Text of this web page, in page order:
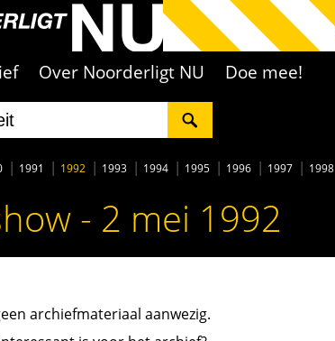
Over Noorderligt NU Doe mee!
1991 1992 1993 1994 1995 1996 1997 1998
- 2 mei 1992
archiefmateriaal aanwezig.